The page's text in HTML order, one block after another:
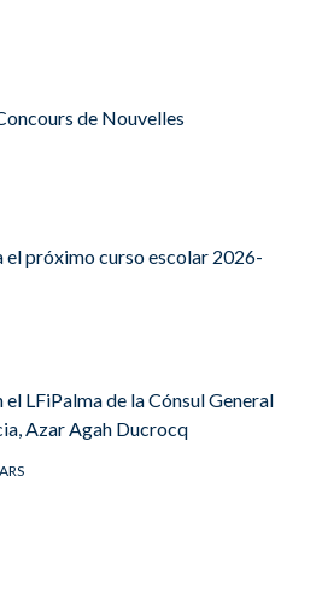
de Nouvelles
el próximo curso escolar 2026-
el LFiPalma de la Cónsul General
Azar Agah Ducrocq